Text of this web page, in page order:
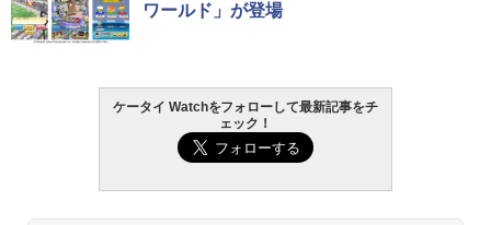
ワールド」が登場
ケータイ Watchをフォローして最新記事をチ
ェック！